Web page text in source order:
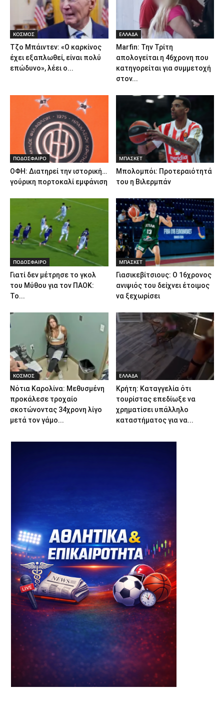
ΚΟΣΜΟΣ
Τζο Μπάιντεν: «Ο καρκίνος
έχει εξαπλωθεί, είναι πολύ
επώδυνο», λέει ο...
ΕΛΛΑΔΑ
Marfin: Την Τρίτη
απολογείται η 46χρονη που
κατηγορείται για συμμετοχή
στον...
ΠΟΔΟΣΦΑΙΡΟ
ΟΦΗ: Διατηρεί την ιστορική…
γούρικη πορτοκαλί εμφάνιση
ΜΠΑΣΚΕΤ
Μπολομπόι: Προτεραιότητά
του η Βιλερμπάν
ΠΟΔΟΣΦΑΙΡΟ
Γιατί δεν μέτρησε το γκολ
του Μύθου για τον ΠΑΟΚ:
Το...
ΜΠΑΣΚΕΤ
Γιασικεβίτσιους: Ο 16χρονος
ανιψιός του δείχνει έτοιμος
να ξεχωρίσει
ΚΟΣΜΟΣ
Νότια Καρολίνα: Μεθυσμένη
προκάλεσε τροχαίο
σκοτώνοντας 34χρονη λίγο
μετά τον γάμο...
ΕΛΛΑΔΑ
Κρήτη: Καταγγελία ότι
τουρίστας επεδίωξε να
χρηματίσει υπάλληλο
καταστήματος για να...